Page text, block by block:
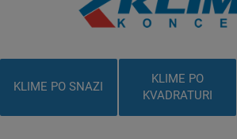
KLIME PO SNAZI
KLIME PO
KVADRATURI